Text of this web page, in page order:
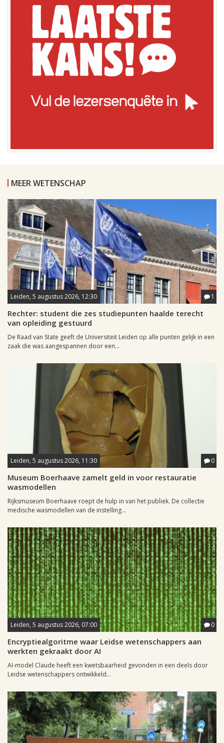
MEER WETENSCHAP
Leiden, 5 augustus 2026, 12:30 1
Rechter: student die zes studiepunten haalde terecht
van opleiding gestuurd
De Raad van State geeft de Universiteit Leiden op alle punten gelijk in een
zaak die was aangespannen door een...
Leiden, 5 augustus 2026, 11:30 0
Museum Boerhaave zamelt geld in voor restauratie
wasmodellen
Rijksmuseum Boerhaave roept de hulp in van het publiek. De collectie
medische wasmodellen van de instelling...
Leiden, 5 augustus 2026, 07:00 0
Encryptiealgoritme waar Leidse wetenschappers aan
werkten gekraakt door AI
AI-model Claude heeft een kwetsbaarheid gevonden in een deels door
Leidse wetenschappers ontwikkeld...